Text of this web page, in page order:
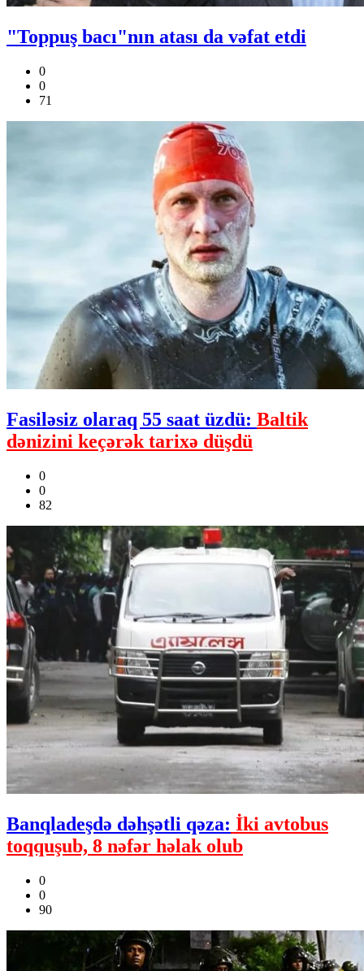
"Toppuş bacı"nın atası da vəfat etdi
0
0
71
Fasiləsiz olaraq 55 saat üzdü: Baltik
dənizini keçərək tarixə düşdü
0
0
82
Banqladeşdə dəhşətli qəza: İki avtobus
toqquşub, 8 nəfər həlak olub
0
0
90